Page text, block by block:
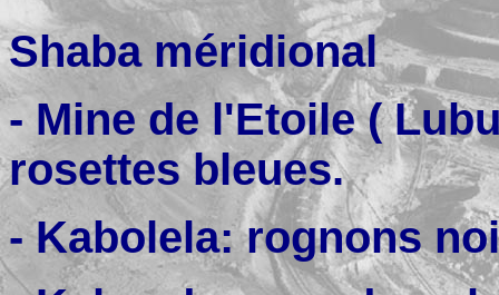
Shaba méridional
- Mine de l'Etoile (
rosettes bleues.
- Kabolela: rognons